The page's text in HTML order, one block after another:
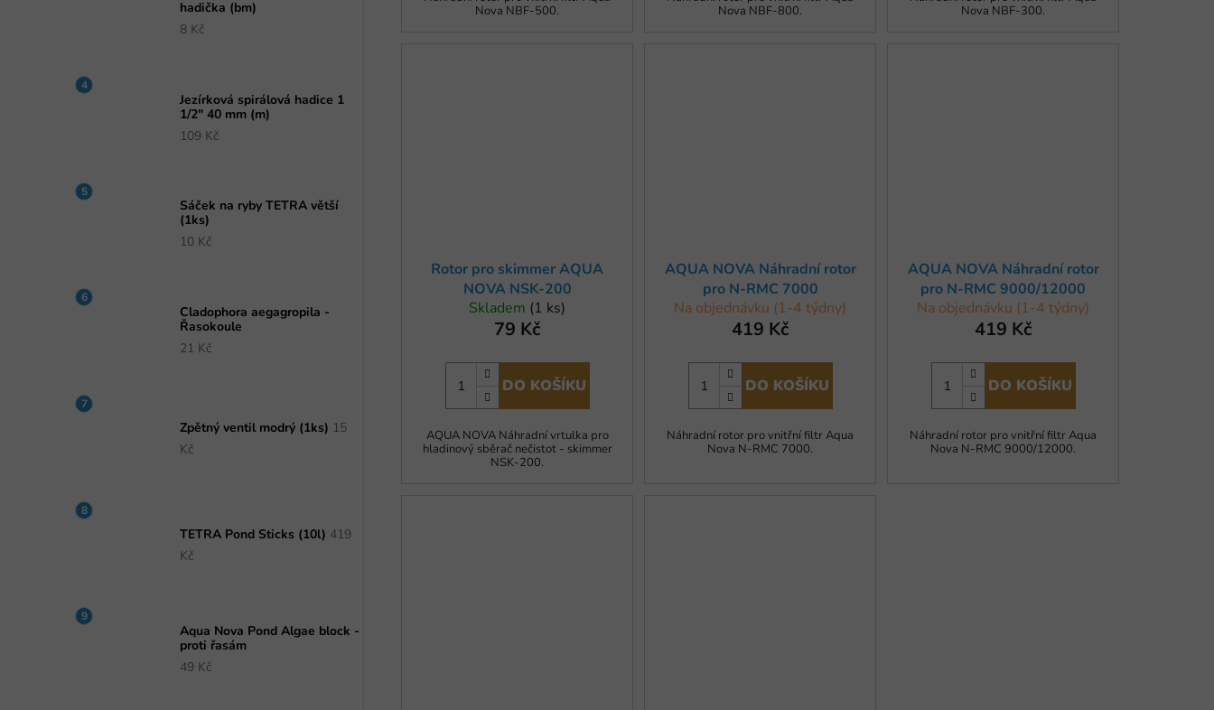
hadička (bm)
8 Kč
Jezírková spirálová hadice 1
1/2" 40 mm (m)
109 Kč
Sáček na ryby TETRA větší
(1ks)
10 Kč
Cladophora aegagropila -
Řasokoule
21 Kč
Zpětný ventil modrý (1ks) 15
Kč
TETRA Pond Sticks (10l) 419
Kč
Aqua Nova Pond Algae block -
proti řasám
49 Kč
Nova NBF-500.
Nova NBF-800.
Nova NBF-300.
Rotor pro skimmer AQUA
NOVA NSK-200
Skladem (1 ks)
79 Kč
DO KOŠÍKU
AQUA NOVA Náhradní vrtulka pro
hladinový sběrač nečistot - skimmer
NSK-200.
AQUA NOVA Náhradní rotor
pro N-RMC 7000
Na objednávku (1-4 týdny)
419 Kč
DO KOŠÍKU
Náhradní rotor pro vnitřní filtr Aqua
Nova N-RMC 7000.
AQUA NOVA Náhradní rotor
pro N-RMC 9000/12000
Na objednávku (1-4 týdny)
419 Kč
DO KOŠÍKU
Náhradní rotor pro vnitřní filtr Aqua
Nova N-RMC 9000/12000.